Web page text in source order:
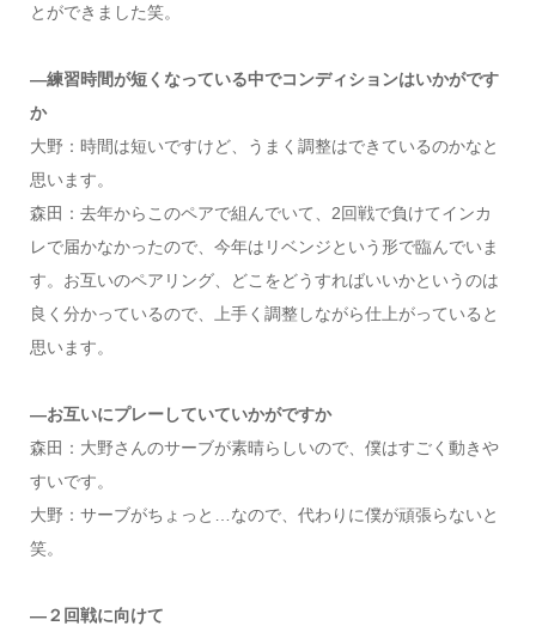
とができました笑。
―練習時間が短くなっている中でコンディションはいかがです
か
大野：時間は短いですけど、うまく調整はできているのかなと
思います。
森田：去年からこのペアで組んでいて、2回戦で負けてインカ
レで届かなかったので、今年はリベンジという形で臨んでいま
す。お互いのペアリング、どこをどうすればいいかというのは
良く分かっているので、上手く調整しながら仕上がっていると
思います。
―お互いにプレーしていていかがですか
森田：大野さんのサーブが素晴らしいので、僕はすごく動きや
すいです。
大野：サーブがちょっと…なので、代わりに僕が頑張らないと
笑。
―２回戦に向けて